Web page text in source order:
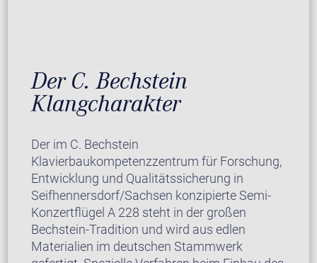
Der C. Bechstein
Klangcharakter
Der im C. Bechstein
Klavierbaukompetenzzentrum für Forschung,
Entwicklung und Qualitätssicherung in
Seifhennersdorf/Sachsen konzipierte Semi-
Konzertflügel A 228 steht in der großen
Bechstein-Tradition und wird aus edlen
Materialien im deutschen Stammwerk